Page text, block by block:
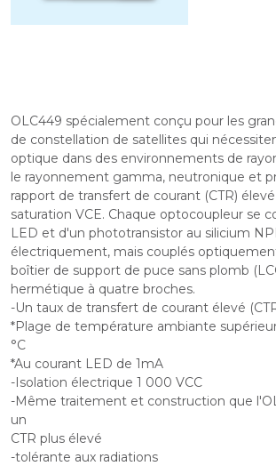
OLC449 spécialement conçu pour les
de constellation de satellites qui
optique dans des environnements de
le rayonnement gamma, neutronique et
rapport de transfert de courant (CTR)
saturation VCE. Chaque optocoupleur se
LED et d'un phototransistor au silicium
électriquement, mais couplés
boîtier de support de puce sans plomb
hermétique à quatre broches.
-Un taux de transfert de courant élevé
*Plage de température ambiante
°C
*Au courant LED de 1mA
-Isolation électrique 1 000 VCC
-Même traitement et construction que
un
CTR plus élevé
-tolérante aux radiations